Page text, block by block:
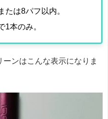
たは8パフ以内。
1本のみ。
ンはこんな表示になりま